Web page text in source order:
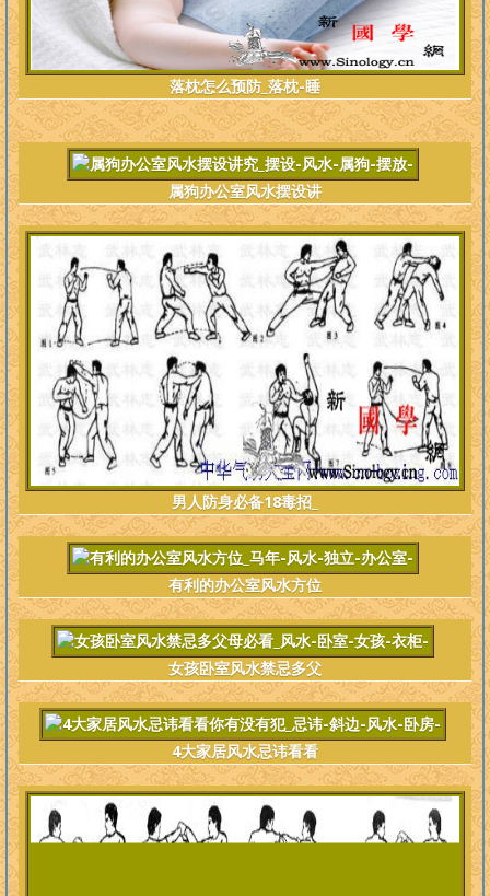
落枕怎么预防_落枕-睡
属狗办公室风水摆设讲
男人防身必备18毒招_
有利的办公室风水方位
女孩卧室风水禁忌多父
4大家居风水忌讳看看